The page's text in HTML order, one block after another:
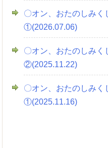
〇オン、おたのしみ
①(2026.07.06)
〇オン、おたのしみ
②(2025.11.22)
〇オン、おたのしみ
①(2025.11.16)